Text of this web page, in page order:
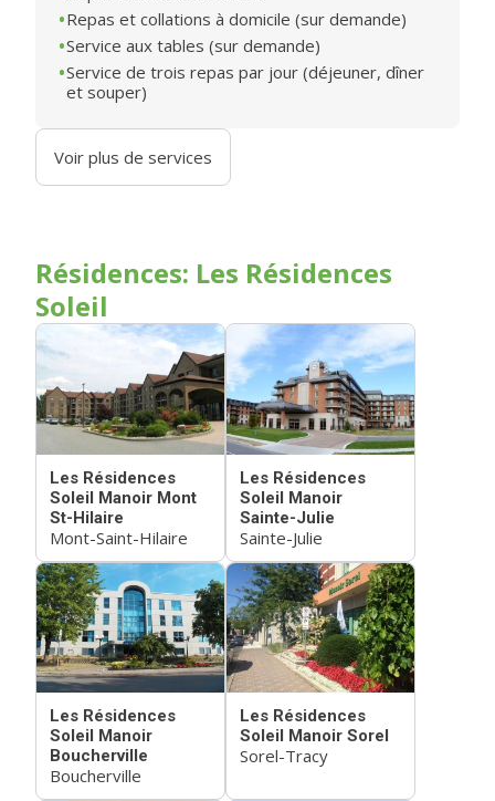
Repas et collations à domicile (sur demande)
Service aux tables (sur demande)
Service de trois repas par jour (déjeuner, dîner
et souper)
Voir plus de services
Résidences: Les Résidences
Soleil
Les Résidences
Soleil Manoir Mont
St-Hilaire
Mont-Saint-Hilaire
Les Résidences
Soleil Manoir
Sainte-Julie
Sainte-Julie
Les Résidences
Soleil Manoir
Boucherville
Boucherville
Les Résidences
Soleil Manoir Sorel
Sorel-Tracy